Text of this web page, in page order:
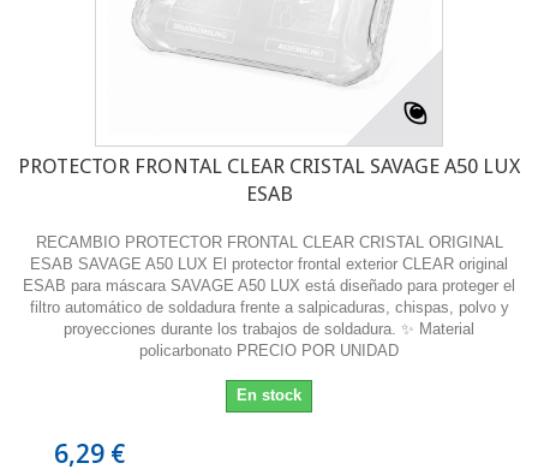
PROTECTOR FRONTAL CLEAR CRISTAL SAVAGE A50 LUX
ESAB
RECAMBIO PROTECTOR FRONTAL CLEAR CRISTAL ORIGINAL
ESAB SAVAGE A50 LUX El protector frontal exterior CLEAR original
ESAB para máscara SAVAGE A50 LUX está diseñado para proteger el
filtro automático de soldadura frente a salpicaduras, chispas, polvo y
proyecciones durante los trabajos de soldadura. ✨ Material
policarbonato PRECIO POR UNIDAD
En stock
6,29 €